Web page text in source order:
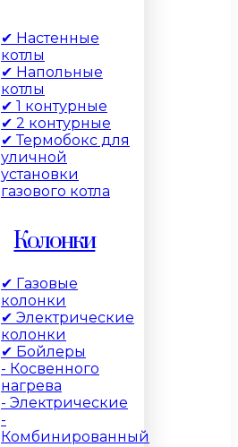
✔ Настенные
котлы
✔ Напольные
котлы
✔ 1 контурные
✔ 2 контурные
✔ Термобокс для
уличной
установки
газового котла
Колонки
✔ Газовые
колонки
✔ Электрические
колонки
✔ Бойлеры
- Косвенного
нагрева
- Электрические
-
Комбинированный